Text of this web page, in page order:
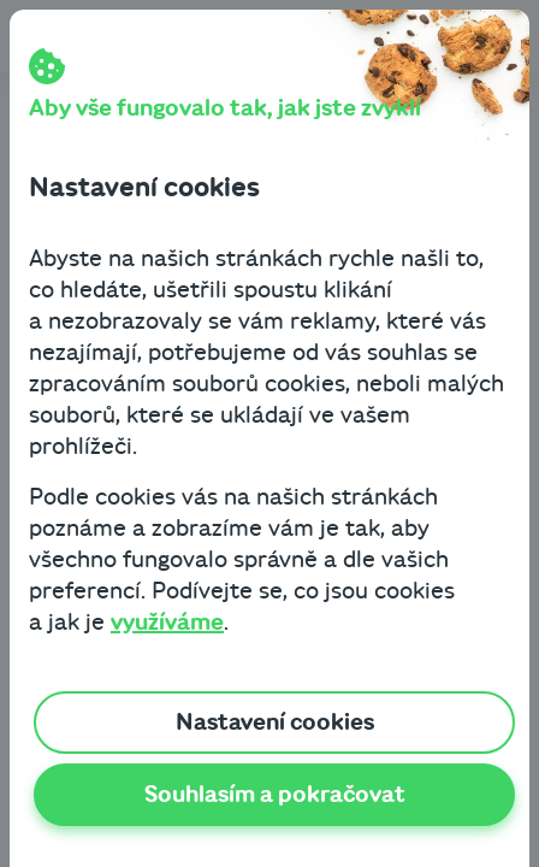
Přeskočit na obsah
Co je stagflace a máme se jí bát?
Co je stagflace a máme se
jí bát?
Byznys know-how
7. dubna 2022 3 minuty čtení
Neustávající zdražování, energetická krize,
neutěšená geopolitická situace, problémy ve
výrobě a možné zvyšování nezaměstnanosti
přibližuje k jevu, kterému ekonomové říkají
stagflace. Zažijeme ji všichni na vlastní kůži? A
máme se jí bát?
Aby vše fungovalo tak, jak jste zvyklí
Nastavení cookies
Abyste na našich stránkách rychle našli to,
co hledáte, ušetřili spoustu klikání
a nezobrazovaly se vám reklamy, které vás
nezajímají, potřebujeme od vás souhlas se
zpracováním souborů cookies, neboli malých
souborů, které se ukládají ve vašem
prohlížeči.
Podle cookies vás na našich stránkách
poznáme a zobrazíme vám je tak, aby
všechno fungovalo správně a dle vašich
preferencí. Podívejte se, co jsou cookies
a jak je využíváme.
Nastavení cookies
Souhlasím a pokračovat